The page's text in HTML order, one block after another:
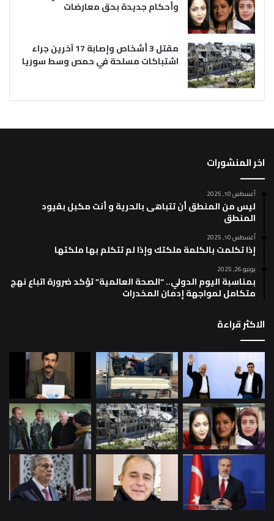
وأحكام جديدة بحق معارضات
مقتل 3 أشخاص وإصابة 17 آخرين جراء
اشتباكات مسلحة في حمص وسط سوريا
اخر المنشورات
أغسطس 10, 2025
ليس من المنطق أن تتباهى بالحرية و أنت مكبل بقيود
المنطق
أغسطس 10, 2025
إذا تكلمت بالكلمة ملكتك وإذا لم تتكلم بها ملكتها
يونيو 26, 2025
بمناسبة اليوم الدولي.. “الصحة العالمية” تؤكد ضرورة اتباع نهج
متكامل لمواجهة إدمان المخدرات
الاكثر قراءة